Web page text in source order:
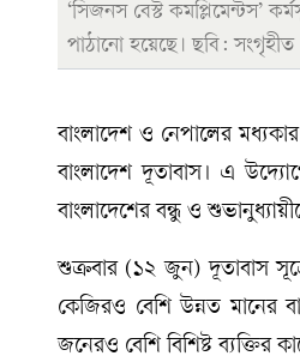
‘সিজনস বেস্ট কমপ্লিমেন্টস’
পাঠানো হয়েছে। ছবি: সংগৃহীত
বাংলাদেশ ও নেপালের
বাংলাদেশ দূতাবাস। এ
বাংলাদেশের বন্ধু ও
শুক্রবার (১২ জুন) দূতাবাস
কেজিরও বেশি উন্নত মানের
জনেরও বেশি বিশিষ্ট ব্যক্তির